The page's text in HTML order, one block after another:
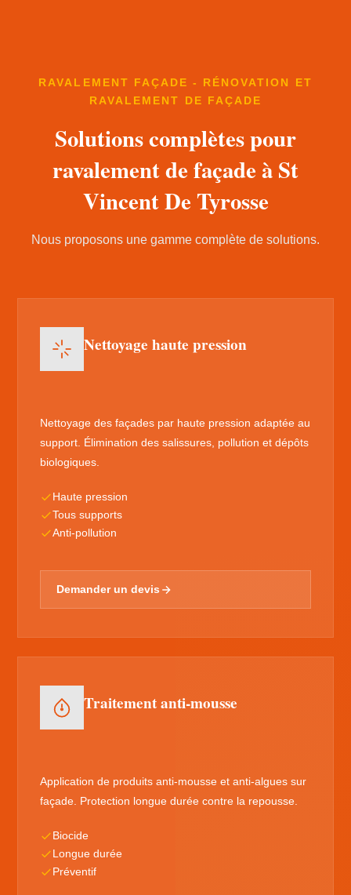
RAVALEMENT FAÇADE - RÉNOVATION ET
RAVALEMENT DE FAÇADE
Solutions complètes pour
ravalement de façade à St
Vincent De Tyrosse
Nous proposons une gamme complète de solutions.
Nettoyage haute pression
Nettoyage des façades par haute pression adaptée au
support. Élimination des salissures, pollution et dépôts
biologiques.
Haute pression
Tous supports
Anti-pollution
Demander un devis
Traitement anti-mousse
Application de produits anti-mousse et anti-algues sur
façade. Protection longue durée contre la repousse.
Biocide
Longue durée
Préventif